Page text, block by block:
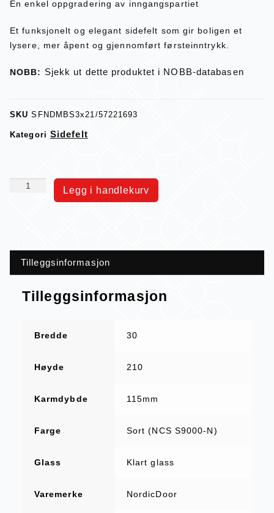
En enkel oppgradering av inngangspartiet
Et funksjonelt og elegant sidefelt som gir boligen et
lysere, mer åpent og gjennomført førsteinntrykk.
NOBB: Sjekk ut dette produktet i NOBB-databasen
SKUSFNDMBS3x21/57221693
Kategori Sidefelt
Legg i handlekurv
Tilleggsinformasjon
Tilleggsinformasjon
Bredde 30
Høyde 210
Karmdybde 115mm
Farge Sort (NCS S9000-N)
Glass Klart glass
Varemerke NordicDoor